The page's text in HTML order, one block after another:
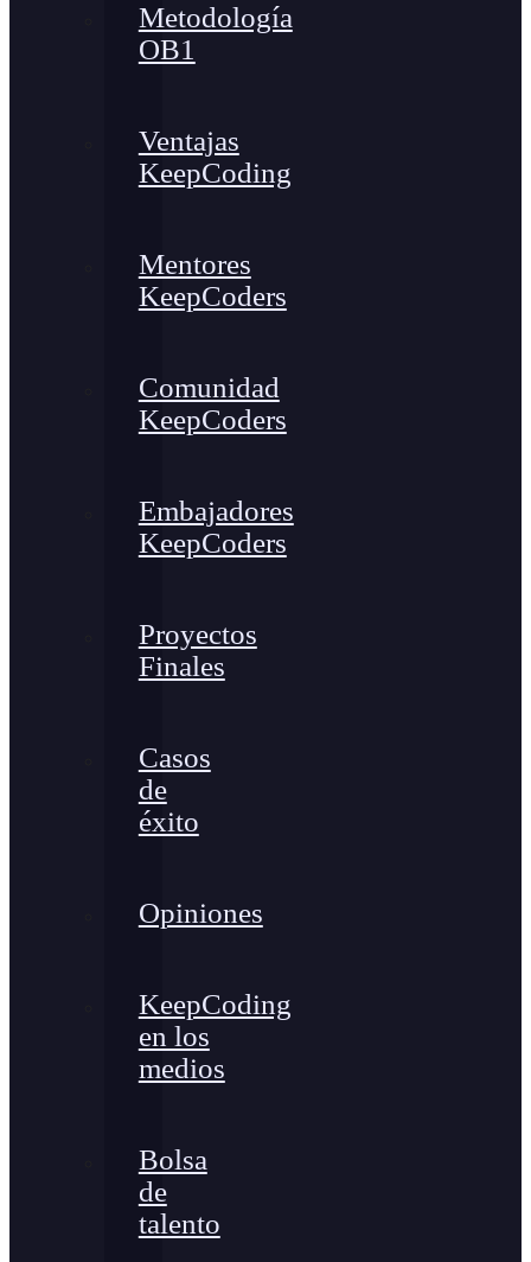
Metodología
OB1
Ventajas
KeepCoding
Mentores
KeepCoders
Comunidad
KeepCoders
Embajadores
KeepCoders
Proyectos
Finales
Casos
de
éxito
Opiniones
KeepCoding
en los
medios
Bolsa
de
talento